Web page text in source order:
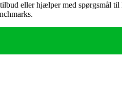
eller hjælper med spørgsmål